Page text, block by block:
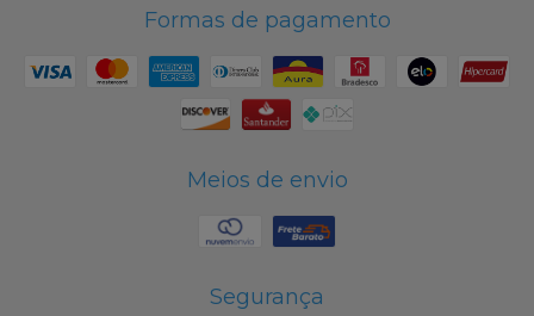
Formas de pagamento
Meios de envio
Segurança